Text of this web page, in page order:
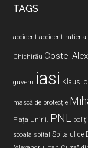
TAGS
accident accident rutier
Chichirău Costel
guvern iasi Klaus
mască de protecție
Piața Unirii. PNL
scoala spital Spitalul de